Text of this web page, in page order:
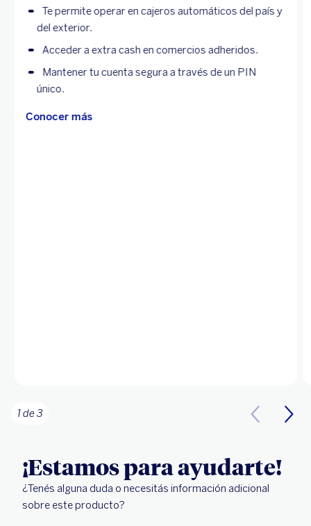
Te permite operar en cajeros automáticos del país y
del exterior.
Acceder a extra cash en comercios adheridos.
Mantener tu cuenta segura a través de un PIN
único.
Conocer más
1 de 3
¡Estamos para ayudarte!
¿Tenés alguna duda o necesitás información adicional
sobre este producto?